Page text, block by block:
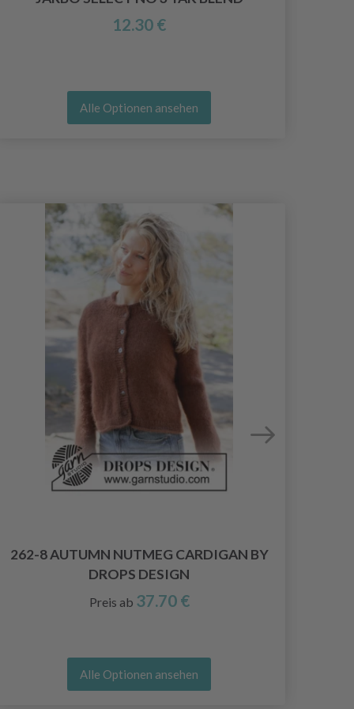
12.30 €
Alle Optionen ansehen
262-8 AUTUMN NUTMEG CARDIGAN BY
DROPS DESIGN
Preis ab 37.70 €
Alle Optionen ansehen